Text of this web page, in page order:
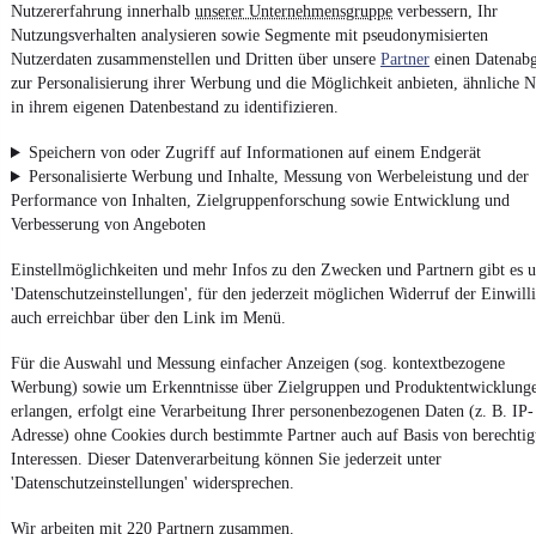
Nutzererfahrung innerhalb unserer Unternehmensgruppe verbessern, Ihr
Nutzungsverhalten analysieren sowie Segmente mit pseudonymisierten
Nutzerdaten zusammenstellen und Dritten über unsere Partner einen
zur Personalisierung ihrer Werbung und die Möglichkeit anbieten, ähnliche
in ihrem eigenen Datenbestand zu identifizieren.
Speichern von oder Zugriff auf Informationen auf einem Endgerät
Personalisierte Werbung und Inhalte, Messung von Werbeleistung und der
Performance von Inhalten, Zielgruppenforschung sowie Entwicklung und
Verbesserung von Angeboten
Einstellmöglichkeiten und mehr Infos zu den Zwecken und Partnern gibt es
'Datenschutzeinstellungen', für den jederzeit möglichen Widerruf der
auch erreichbar über den Link im Menü.
Für die Auswahl und Messung einfacher Anzeigen (sog. kontextbezogene
Werbung) sowie um Erkenntnisse über Zielgruppen und
erlangen, erfolgt eine Verarbeitung Ihrer personenbezogenen Daten (z. B. IP-
Adresse) ohne Cookies durch bestimmte Partner auch auf Basis von
Interessen. Dieser Datenverarbeitung können Sie jederzeit unter
'Datenschutzeinstellungen' widersprechen.
Wir arbeiten mit 220 Partnern zusammen.
Datenschutzeinstellungen
Erklärung zur Barrierefreiheit
Report Security Vulnerability (English)
Kleinwagen ,SUV Wohnmobile
und mehr bei